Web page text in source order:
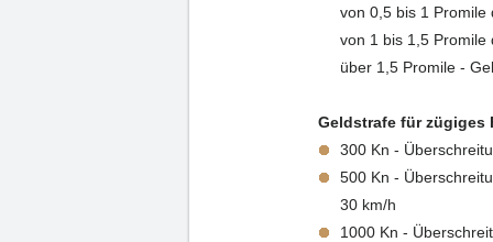
von 0,5 bis 1 Promile
von 1 bis 1,5 Promile
über 1,5 Promile -
Geldstrafe für zügiges
300 Kn -
500 Kn -
30 km/h
1000 Kn -